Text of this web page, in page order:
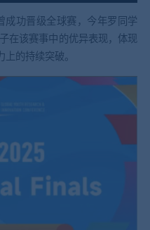
成功晋级全球赛，今年罗同学
在该赛事中的优异表现，体现
的持续突破。